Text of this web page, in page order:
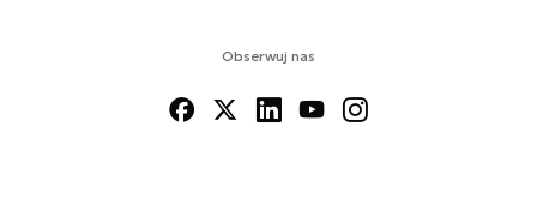
Obserwuj nas